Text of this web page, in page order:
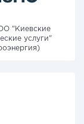
"Киевские
услуги"